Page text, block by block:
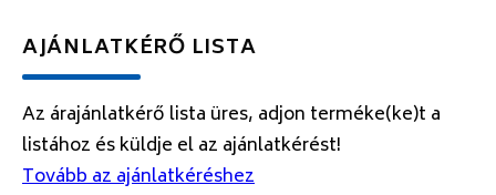
AJÁNLATKÉRŐ LISTA
Az árajánlatkérő lista üres, adjon terméke(ke)t a
listához és küldje el az ajánlatkérést!
Tovább az ajánlatkéréshez